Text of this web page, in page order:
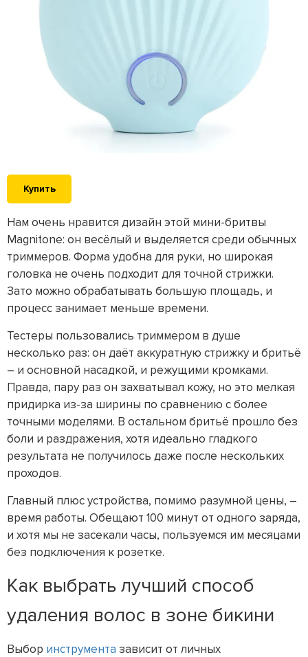
Купить
Нам очень нравится дизайн этой мини-бритвы
Magnitone: он весёлый и выделяется среди обычных
триммеров. Форма удобна для руки, но широкая
головка не очень подходит для точной стрижки.
Зато можно обрабатывать большую площадь, и
процесс занимает меньше времени.
Тестеры пользовались триммером в душе
несколько раз: он даёт аккуратную стрижку и бритьё
– и основной насадкой, и режущими кромками.
Правда, пару раз он захватывал кожу, но это мелкая
придирка из-за ширины по сравнению с более
точными моделями. В остальном бритьё прошло без
боли и раздражения, хотя идеально гладкого
результата не получилось даже после нескольких
проходов.
Главный плюс устройства, помимо разумной цены, –
время работы. Обещают 100 минут от одного заряда,
и хотя мы не засекали часы, пользуемся им месяцами
без подключения к розетке.
Как выбрать лучший способ
удаления волос в зоне бикини
Выбор инструмента зависит от личных